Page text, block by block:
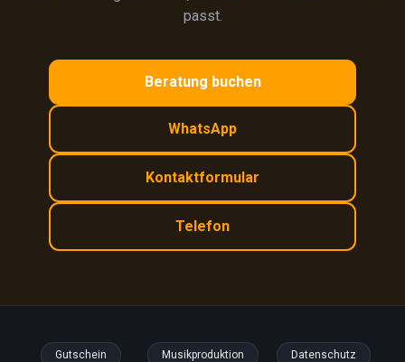
passt.
Beratung buchen
WhatsApp
Kontaktformular
Telefon
Gutschein Musikproduktion Datenschutz